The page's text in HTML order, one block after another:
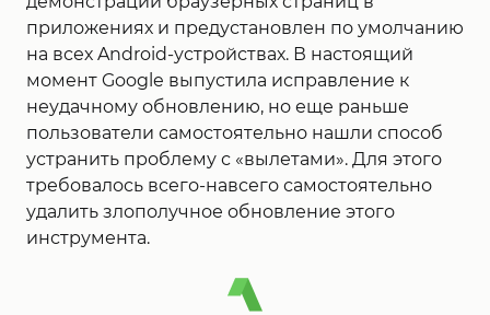
приложениях и предустановлен по умолчанию
на всех Android-устройствах. В настоящий
момент Google выпустила исправление к
неудачному обновлению, но еще раньше
пользователи самостоятельно нашли способ
устранить проблему с «вылетами». Для этого
требовалось всего-навсего самостоятельно
удалить злополучное обновление этого
инструмента.